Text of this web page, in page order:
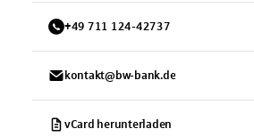
+49 711 124-42737
kontakt@bw-bank.de
vCard herunterladen